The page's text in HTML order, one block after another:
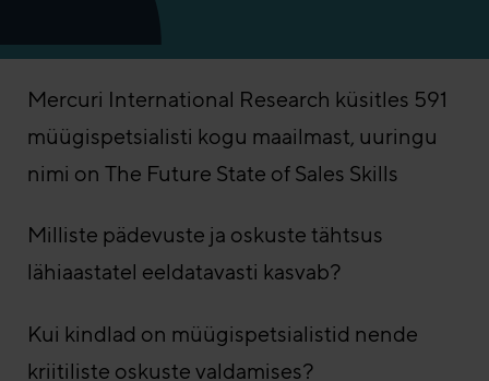
Mercuri International Research küsitles 591
müügispetsialisti kogu maailmast, uuringu
nimi on The Future State of Sales Skills
Milliste pädevuste ja oskuste tähtsus
lähiaastatel eeldatavasti kasvab?
Kui kindlad on müügispetsialistid nende
kriitiliste oskuste valdamises?